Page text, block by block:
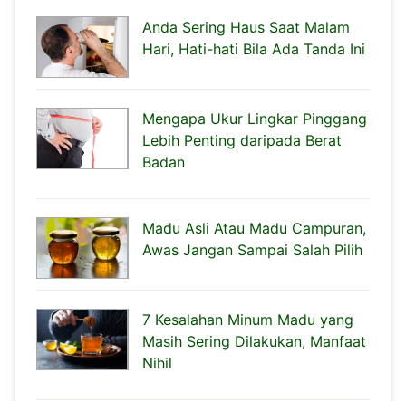
Anda Sering Haus Saat Malam
Hari, Hati-hati Bila Ada Tanda Ini
Mengapa Ukur Lingkar Pinggang
Lebih Penting daripada Berat
Badan
Madu Asli Atau Madu Campuran,
Awas Jangan Sampai Salah Pilih
7 Kesalahan Minum Madu yang
Masih Sering Dilakukan, Manfaat
Nihil